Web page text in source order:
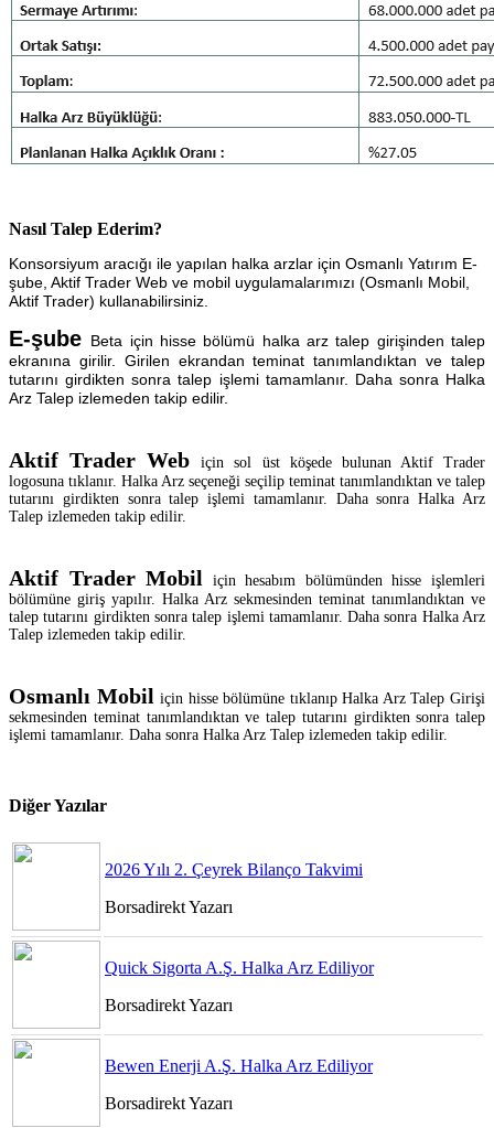
Nasıl Talep Ederim?
Konsorsiyum aracığı ile yapılan halka arzlar için Osmanlı Yatırım E-
şube, Aktif Trader Web ve mobil uygulamalarımızı (Osmanlı Mobil,
Aktif Trader) kullanabilirsiniz.
E-şube Beta için hisse bölümü halka arz talep girişinden talep
ekranına girilir. Girilen ekrandan teminat tanımlandıktan ve talep
tutarını girdikten sonra talep işlemi tamamlanır. Daha sonra Halka
Arz Talep izlemeden takip edilir.
Aktif Trader Webiçin sol üst köşede bulunan Aktif Trader
logosuna tıklanır. Halka Arz seçeneği seçilip teminat tanımlandıktan ve talep
tutarını girdikten sonra talep işlemi tamamlanır. Daha sonra Halka Arz
Talep izlemeden takip edilir.
Aktif Trader Mobil için hesabım bölümünden hisse işlemleri
bölümüne giriş yapılır. Halka Arz sekmesinden teminat tanımlandıktan ve
talep tutarını girdikten sonra talep işlemi tamamlanır. Daha sonra Halka Arz
Talep izlemeden takip edilir.
Osmanlı Mobiliçin hisse bölümüne tıklanıp Halka Arz Talep Girişi
sekmesinden teminat tanımlandıktan ve talep tutarını girdikten sonra talep
işlemi tamamlanır. Daha sonra Halka Arz Talep izlemeden takip edilir.
Diğer Yazılar
2026 Yılı 2. Çeyrek Bilanço Takvimi
Borsadirekt Yazarı
Quick Sigorta A.Ş. Halka Arz Ediliyor
Borsadirekt Yazarı
Bewen Enerji A.Ş. Halka Arz Ediliyor
Borsadirekt Yazarı